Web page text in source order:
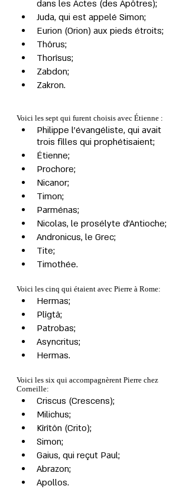
dans les Actes (des Apôtres);
Juda, qui est appelé Simon;
Eurion (Orion) aux pieds étroits;
Thôrus;
Thorîsus;
Zabdon;
Zakron.
Voici les sept qui furent choisis avec Étienne :
Philippe l'évangéliste, qui avait
trois filles qui prophétisaient;
Étienne;
Prochore;
Nicanor;
Timon;
Parménas;
Nicolas, le prosélyte d'Antioche;
Andronicus, le Grec;
Tite;
Timothée.
Voici les cinq qui étaient avec Pierre à Rome:
Hermas;
Plîgtâ;
Patrobas;
Asyncritus;
Hermas.
Voici les six qui accompagnèrent Pierre chez
Corneille:
Criscus (Crescens);
Milichus;
Kîrîtôn (Crito);
Simon;
Gaius, qui reçut Paul;
Abrazon;
Apollos.